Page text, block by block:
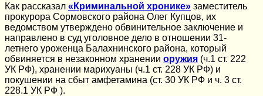
Как рассказал «Криминальной хронике» заместитель
прокурора Сормовского района Олег Купцов, их
ведомством утверждено обвинительное заключение и
направлено в суд уголовное дело в отношении 31-
летнего уроженца Балахнинского района, который
обвиняется в незаконном хранении оружия (ч.1 ст. 222
УК РФ), хранении марихуаны (ч.1 ст. 228 УК РФ) и
покушении на сбыт амфетамина (ст. 30 УК РФ и ч. 3 ст.
228.1 УК РФ ).